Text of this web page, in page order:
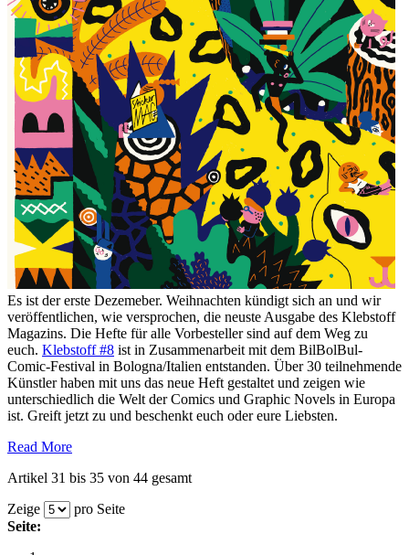
Es ist der erste Dezemeber. Weihnachten kündigt sich an und wir
veröffentlichen, wie versprochen, die neuste Ausgabe des Klebstoff
Magazins. Die Hefte für alle Vorbesteller sind auf dem Weg zu
euch. Klebstoff #8 ist in Zusammenarbeit mit dem BilBolBul-
Comic-Festival in Bologna/Italien entstanden. Über 30 teilnehmende
Künstler haben mit uns das neue Heft gestaltet und zeigen wie
unterschiedlich die Welt der Comics und Graphic Novels in Europa
ist. Greift jetzt zu und beschenkt euch oder eure Liebsten.
Read More
Artikel 31 bis 35 von 44 gesamt
Zeige
pro Seite
Seite: